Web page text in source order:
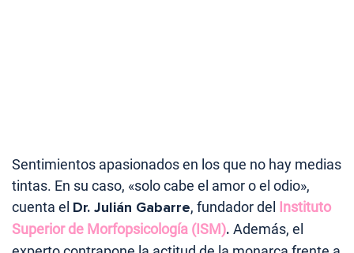
Sentimientos apasionados en los que no hay medias
tintas. En su caso, «solo cabe el amor o el odio»,
cuenta el Dr. Julián Gabarre, fundador del Instituto
Superior de Morfopsicología (ISM). Además, el